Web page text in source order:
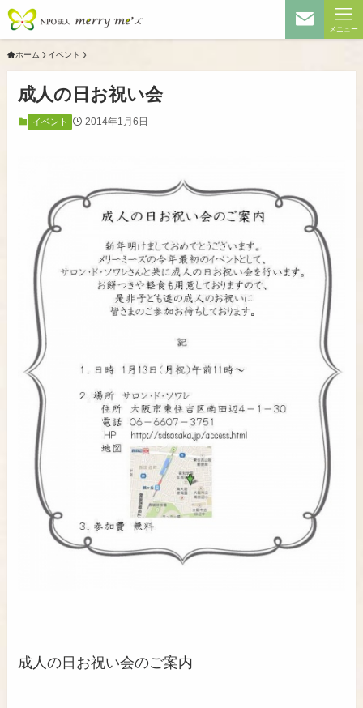
メニュー
ホーム イベント
成人の日お祝い会
イベント 2014年1月6日
成人の日お祝い会のご案内